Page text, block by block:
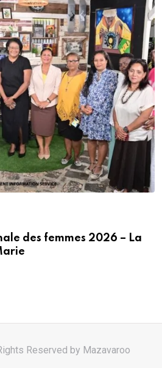
des femmes 2026 – La
Reserved by Mazavaroo